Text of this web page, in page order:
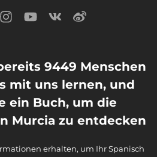
9449 Menschen
mit uns lernen, und
ein Buch, um die
Murcia zu entdecken
erhalten, um Ihr Spanisch